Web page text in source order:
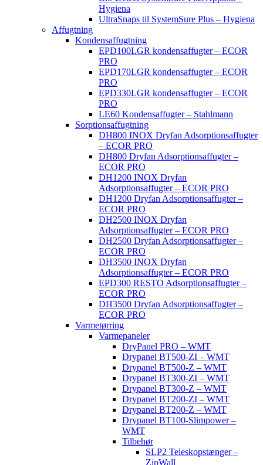
Hygiena
UltraSnaps til SystemSure Plus – Hygiena
Affugtning
Kondensaffugtning
EPD100LGR kondensaffugter – ECOR
PRO
EPD170LGR kondensaffugter – ECOR
PRO
EPD330LGR kondensaffugter – ECOR
PRO
LE60 Kondensaffugter – Stahlmann
Sorptionsaffugtning
DH800 INOX Dryfan Adsorptionsaffugter
– ECOR PRO
DH800 Dryfan Adsorptionsaffugter –
ECOR PRO
DH1200 INOX Dryfan
Adsorptionsaffugter – ECOR PRO
DH1200 Dryfan Adsorptionsaffugter –
ECOR PRO
DH2500 INOX Dryfan
Adsorptionsaffugter – ECOR PRO
DH2500 Dryfan Adsorptionsaffugter –
ECOR PRO
DH3500 INOX Dryfan
Adsorptionsaffugter – ECOR PRO
EPD300 RESTO Adsorptionsaffugter –
ECOR PRO
DH3500 Dryfan Adsorptionsaffugter –
ECOR PRO
Varmetørring
Varmepaneler
DryPanel PRO – WMT
Drypanel BT500-ZI – WMT
Drypanel BT500-Z – WMT
Drypanel BT300-ZI – WMT
Drypanel BT300-Z – WMT
Drypanel BT200-ZI – WMT
Drypanel BT200-Z – WMT
Drypanel BT100-Slimpower –
WMT
Tilbehør
SLP2 Teleskopstænger –
ZipWall